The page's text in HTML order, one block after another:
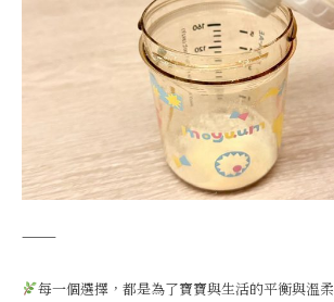
⸻
每一個選擇，都是為了寶寶與生活的平衡與溫柔